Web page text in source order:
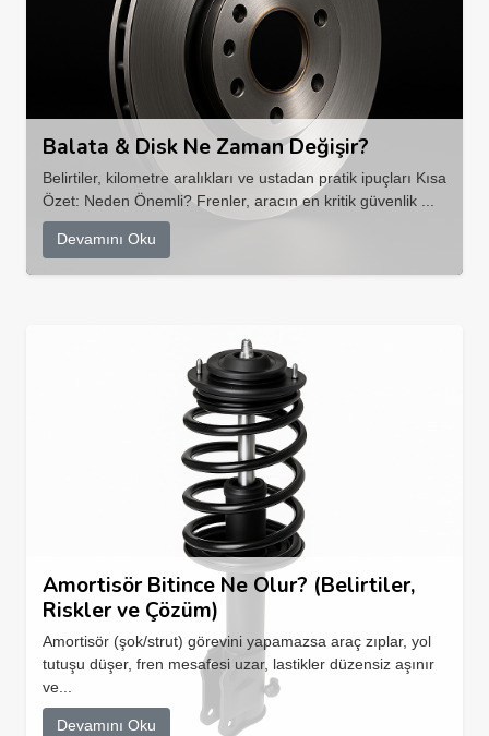
Balata & Disk Ne Zaman Değişir?
Belirtiler, kilometre aralıkları ve ustadan pratik ipuçları Kısa
Özet: Neden Önemli? Frenler, aracın en kritik güvenlik ...
Devamını Oku
Amortisör Bitince Ne Olur? (Belirtiler,
Riskler ve Çözüm)
Amortisör (şok/strut) görevini yapamazsa araç zıplar, yol
tutuşu düşer, fren mesafesi uzar, lastikler düzensiz aşınır
ve...
Devamını Oku